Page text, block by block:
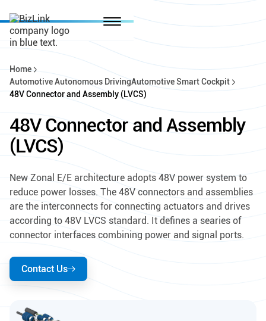
Home
Automotive Autonomous DrivingAutomotive Smart Cockpit
48V Connector and Assembly (LVCS)
48V Connector and Assembly
(LVCS)
New Zonal E/E architecture adopts 48V power system to
reduce power losses. The 48V connectors and assemblies
are the interconnects for connecting actuators and drives
according to 48V LVCS standard. It defines a searies of
connector interfaces combining power and signal ports.
Contact Us